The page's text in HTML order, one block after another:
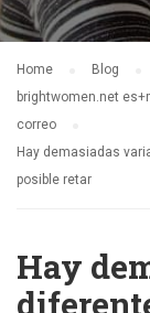
Home
Blog
brightwomen.net
correo
Hay demasiadas
posible retar
Hay